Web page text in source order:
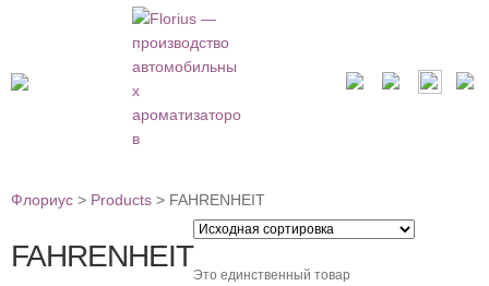
Флориус > Products > FAHRENHEIT
FAHRENHEIT
Это единственный товар